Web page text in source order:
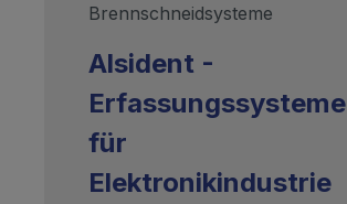
Brennschneidsysteme
Alsident -
Erfassungssysteme
für
Elektronikindustrie